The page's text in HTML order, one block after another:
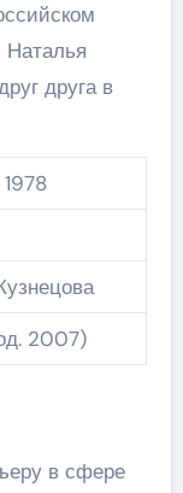
друга в
2007)
в сфере